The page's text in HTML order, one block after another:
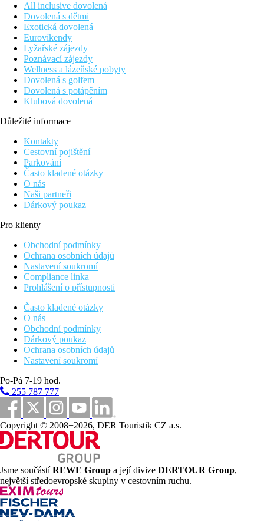
All inclusive dovolená
Dovolená s dětmi
Exotická dovolená
Eurovíkendy
Lyžařské zájezdy
Poznávací zájezdy
Wellness a lázeňské pobyty
Dovolená s golfem
Dovolená s potápěním
Klubová dovolená
Důležité informace
Kontakty
Cestovní pojištění
Parkování
Často kladené otázky
O nás
Naši partneři
Dárkový poukaz
Pro klienty
Obchodní podmínky
Ochrana osobních údajů
Nastavení soukromí
Compliance linka
Prohlášení o přístupnosti
Často kladené otázky
O nás
Obchodní podmínky
Dárkový poukaz
Ochrana osobních údajů
Nastavení soukromí
Po-Pá 7-19 hod.
255 787 777
Copyright © 2008−2026, DER Touristik CZ a.s.
Jsme součástíREWE Group a její divize DERTOUR Group,
největší středoevropské skupiny v cestovním ruchu.